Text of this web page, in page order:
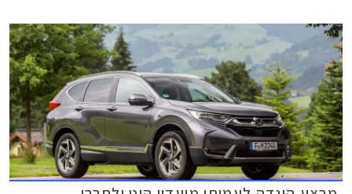
בקרוב גם היא. עתה מצטרף אליהן הונדה CR-V הייבריד שיחליף את גרסאות
הבנזין ששיווקן הופסק בסוף השנה שעברה.